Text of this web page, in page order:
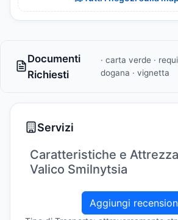
Documenti
Richiesti
· carta verde ·
dogana · vignetta
Servizi
Caratteristiche e
Valico Smilnytsia
Aggiungi